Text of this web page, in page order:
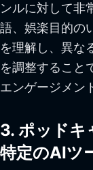
ンルに対して非
語、娯楽目的の
を理解し、異な
を調整すること
エンゲージメン
3. ポッドキ
特定のAIツ